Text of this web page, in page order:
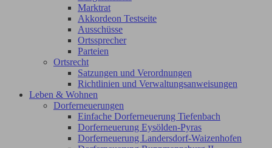
Marktrat
Akkordeon Testseite
Ausschüsse
Ortssprecher
Parteien
Ortsrecht
Satzungen und Verordnungen
Richtlinien und Verwaltungsanweisungen
Leben & Wohnen
Dorferneuerungen
Einfache Dorferneuerung Tiefenbach
Dorferneuerung Eysölden-Pyras
Dorferneuerung Landersdorf-Waizenhofen